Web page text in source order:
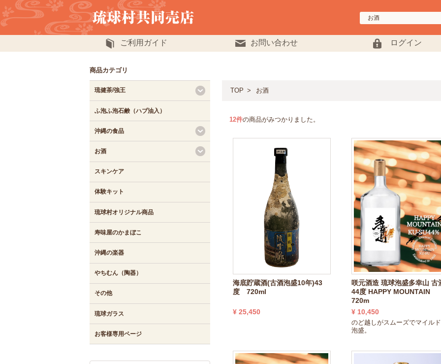
ご利用ガイド お問い合わせ ログイン
TOP お酒
12件の商品がみつかりました。
海底貯蔵酒(古酒泡盛10年)43
度 720ml
¥ 25,450
咲元酒造 琉球泡盛多幸山 古
44度 HAPPY MOUNTAIN
720m
¥ 10,450
のど越しがスムーズでマイル
泡盛。
商品カテゴリ
琉健茶/強王
ふ泡ふ泡石鹸（ハブ油入）
沖縄の食品
お酒
スキンケア
体験キット
琉球村オリジナル商品
寿味屋のかまぼこ
沖縄の楽器
やちむん（陶器）
その他
琉球ガラス
お客様専用ページ